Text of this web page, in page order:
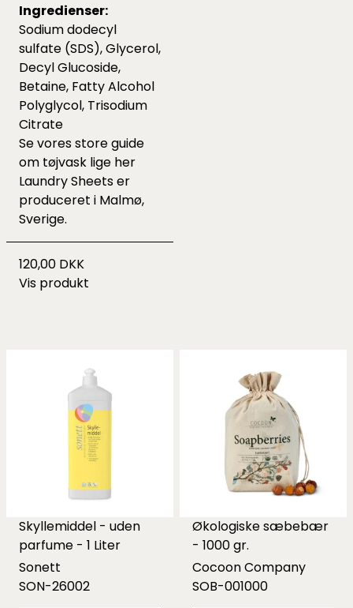
Ingredienser:
Sodium dodecyl
sulfate (SDS), Glycerol,
Decyl Glucoside,
Betaine, Fatty Alcohol
Polyglycol, Trisodium
Citrate
Se vores store guide
om tøjvask lige her
Laundry Sheets er
produceret i Malmø,
Sverige.
120,00 DKK
Vis produkt
Skyllemiddel - uden
parfume - 1 Liter
Sonett
SON-26002
Økologiske sæbebær
- 1000 gr.
Cocoon Company
SOB-001000